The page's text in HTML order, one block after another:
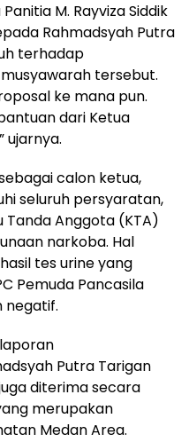
M. Rayviza Siddik
Rahmadsyah Putra
terhadap
tersebut.
ke mana pun.
dari Ketua
ujarnya.
calon ketua,
seluruh persyaratan,
Anggota (KTA)
narkoba. Hal
tes urine yang
Pemuda Pancasila
negatif.
Putra Tarigan
diterima secara
merupakan
Medan Area.